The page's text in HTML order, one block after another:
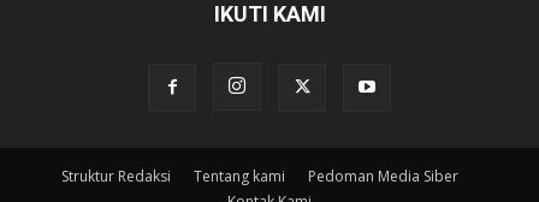
IKUTI KAMI
Struktur Redaksi Tentang kami
Pedoman Media Siber